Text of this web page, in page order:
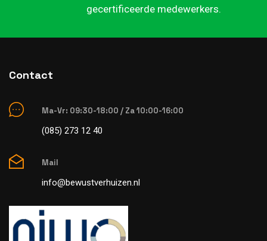
gecertificeerde medewerkers.
Contact
Ma-Vr: 09:30-18:00 / Za 10:00-16:00
(085) 273 12 40
Mail
info@bewustverhuizen.nl